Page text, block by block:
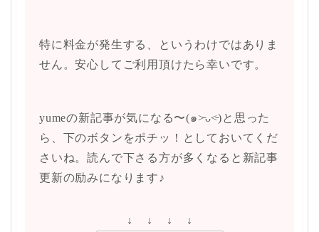
特に料金が発生する、というわけではありま
せん。安心してご利用頂けたら幸いです。
yumeの新記事が気になる〜(๑˃̵ᴗ˂̵)と思った
ら、下のボタンをポチッ！としておいてくだ
さいね。読んで下さる方が多くなると新記事
更新の励みになります♪
↓ ↓ ↓ ↓